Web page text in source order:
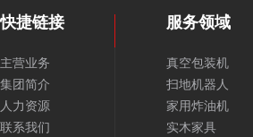
快捷链接
主营业务
集团简介
人力资源
联系我们
服务领域
真空包装机
扫地机器人
家用炸油机
实木家具